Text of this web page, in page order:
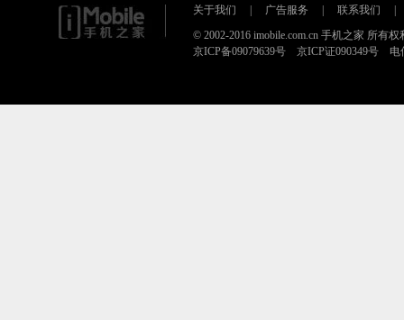
关于我们 广告服务 联系我们
© 2002-2016 imobile.com.cn 手机之家 所有权
京ICP备09079639号 京ICP证090349号 电